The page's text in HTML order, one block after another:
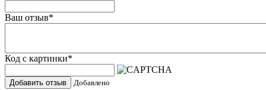
Ваш отзыв*
Код с картинки*
Добавить отзыв Добавлено